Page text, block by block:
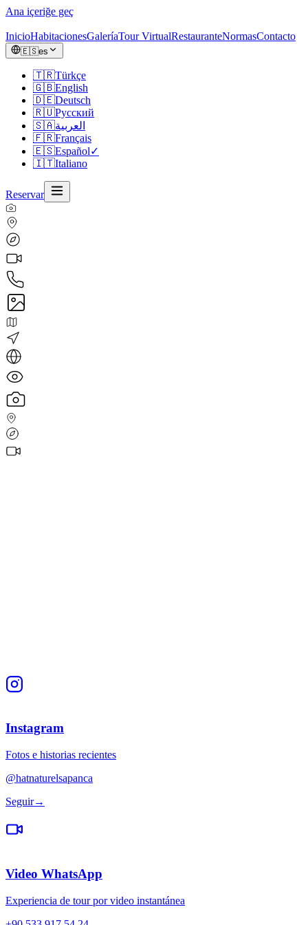
Ana içeriğe geç
InicioHabitacionesGaleríaTour VirtualRestauranteNormasContacto
🇪🇸es
🇹🇷Türkçe
🇬🇧English
🇩🇪Deutsch
🇷🇺Русский
🇸🇦العربية
🇫🇷Français
🇪🇸Español✓
🇮🇹Italiano
Reservar